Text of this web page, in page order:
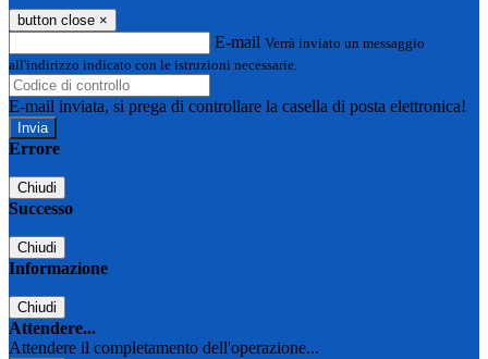
button close ×
E-mail Verrà inviato un messaggio
all'indirizzo indicato con le istruzioni necessarie.
E-mail inviata, si prega di controllare la casella di posta elettronica!
Errore
Chiudi
Successo
Chiudi
Informazione
Chiudi
Attendere...
Attendere il completamento dell'operazione...